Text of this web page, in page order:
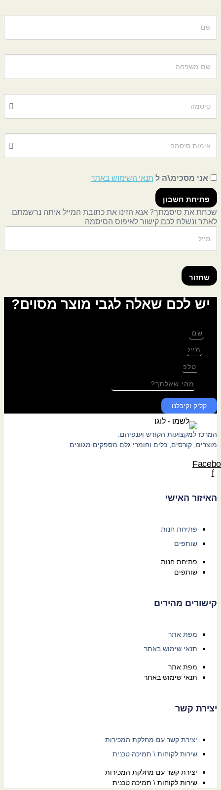
אני מסכימ\ה ל תנאי השימוש באתר
פתיחת חשבון
שכחת את סיסמתך? אנא הזינו את כתובת המייל איתה נרשמתם
לאתר ונשלח לכם קישור לאיפוס הסיסמה.
שחזור
יש לכם שאלה לגבי מוצר מסוים?
קליק וקיבלנו
המרכז למקצועות הקודש וענפיהם.
מוצרים, קורסים, כלים וחומרי גלם מספקים מגוונים.
f
האיזור האישי
פתיחת חנות
שותפים
פתיחת חנות
שותפים
קישורים מהירים
מפת אתר
תנאי שימוש באתר
מפת אתר
תנאי שימוש באתר
יצירת קשר
יצירת קשר עם מחלקת המכירות
שירות לקוחות \ תמיכה טכנית
יצירת קשר עם מחלקת המכירות
שירות לקוחות \ תמיכה טכנית